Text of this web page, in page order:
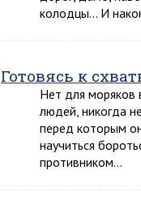
колодцы… И
Готовясь к
Нет для моряков
людей, никогда
перед которым
научиться
противником…